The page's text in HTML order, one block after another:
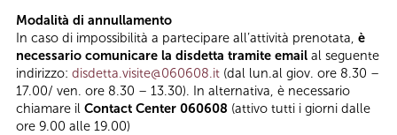
Modalità di annullamento
In caso di impossibilità a partecipare all’attività prenotata, è
necessario comunicare la disdetta tramite email al seguente
indirizzo: disdetta.visite@060608.it (dal lun.al giov. ore 8.30 –
17.00/ ven. ore 8.30 – 13.30). In alternativa, è necessario
chiamare il Contact Center 060608 (attivo tutti i giorni dalle
ore 9.00 alle 19.00)